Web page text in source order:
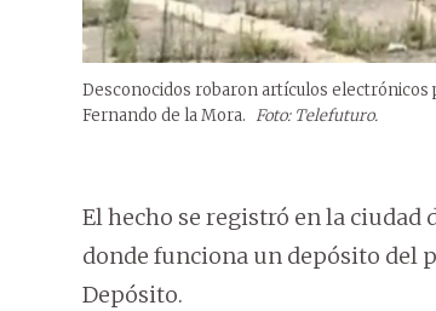
Desconocidos robaron artículos electrónicos
Fernando de la Mora. Foto: Telefuturo.
El hecho se registró en la ciudad
donde funciona un depósito del
Depósito.